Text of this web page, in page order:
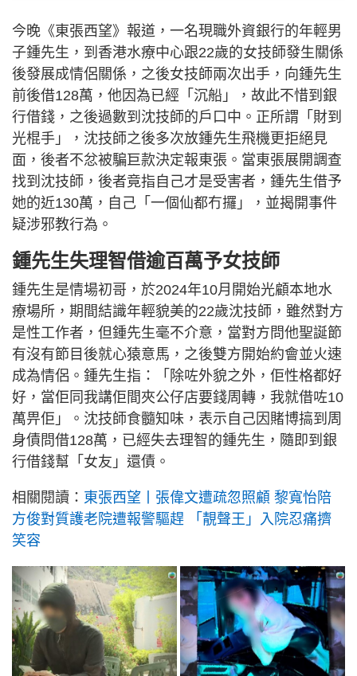
今晚《東張西望》報道，一名現職外資銀行的年輕男
子鍾先生，到香港水療中心跟22歲的女技師發生關係
後發展成情侶關係，之後女技師兩次出手，向鍾先生
前後借128萬，他因為已經「沉船」，故此不惜到銀
行借錢，之後過數到沈技師的戶口中。正所謂「財到
光棍手」，沈技師之後多次放鍾先生飛機更拒絕見
面，後者不忿被騙巨款決定報東張。當東張展開調查
找到沈技師，後者竟指自己才是受害者，鍾先生借予
她的近130萬，自己「一個仙都冇攞」，並揭開事件
疑涉邪教行為。
鍾先生失理智借逾百萬予女技師
鍾先生是情場初哥，於2024年10月開始光顧本地水
療場所，期間結識年輕貌美的22歲沈技師，雖然對方
是性工作者，但鍾先生毫不介意，當對方問他聖誕節
有沒有節目後就心猿意馬，之後雙方開始約會並火速
成為情侶。鍾先生指：「除咗外貌之外，佢性格都好
好，當佢同我講佢間夾公仔店要錢周轉，我就借咗10
萬畀佢」。沈技師食髓知味，表示自己因賭博搞到周
身債問借128萬，已經失去理智的鍾先生，隨即到銀
行借錢幫「女友」還債。
相關閱讀： 東張西望丨張偉文遭疏忽照顧 黎寬怡陪
方俊對質護老院遭報警驅趕 「靚聲王」入院忍痛擠
笑容